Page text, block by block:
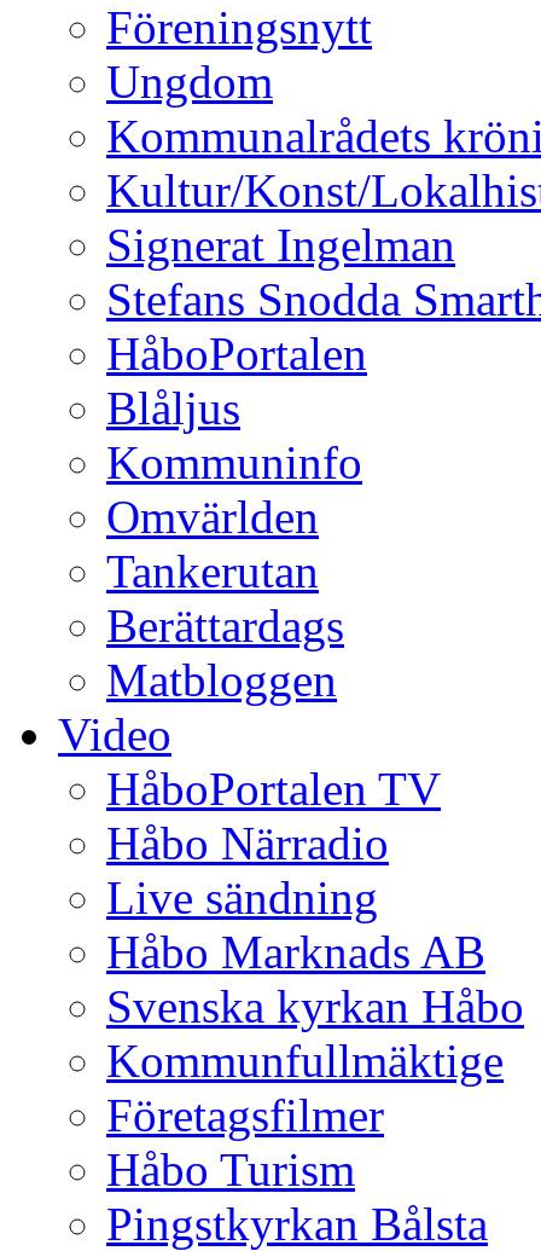
Föreningsnytt
Ungdom
Kommunalrådets
Kultur/Konst/
Signerat Ingelman
Stefans Snodda
HåboPortalen
Blåljus
Kommuninfo
Omvärlden
Tankerutan
Berättardags
Matbloggen
Video
HåboPortalen TV
Håbo Närradio
Live sändning
Håbo Marknads AB
Svenska kyrkan Håbo
Kommunfullmäktige
Företagsfilmer
Håbo Turism
Pingstkyrkan Bålsta